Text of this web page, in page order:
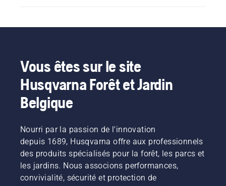
Vous êtes sur le site
Husqvarna Forêt et Jardin
Belgique
Nourri par la passion de l'innovation
depuis 1689, Husqvarna offre aux professionnels
des produits spécialisés pour la forêt, les parcs et
les jardins. Nous associons performances,
convivialité, sécurité et protection de